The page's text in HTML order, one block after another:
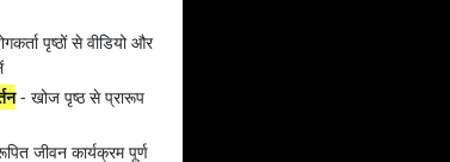
पृष्ठों से वीडियो और
- खोज पृष्ठ से प्रारूप
जीवन कार्यक्रम पूर्ण